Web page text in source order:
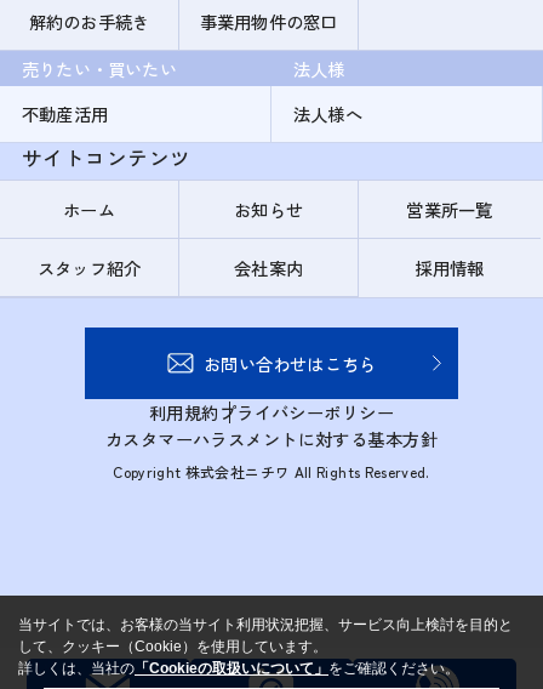
解約のお手続き
事業用物件の窓口
売りたい・買いたい
不動産活用
法人様
法人様へ
サイトコンテンツ
ホーム お知らせ 営業所一覧
スタッフ紹介 会社案内 採用情報
お問い合わせはこちら
利用規約プライバシーポリシー
カスタマーハラスメントに対する基本方針
Copyright 株式会社ニチワ All Rights Reserved.
当サイトでは、お客様の当サイト利用状況把握、サービス向上検討を目的と
して、クッキー（Cookie）を使用しています。
詳しくは、当社の 「Cookieの取扱いについて」 をご確認ください。